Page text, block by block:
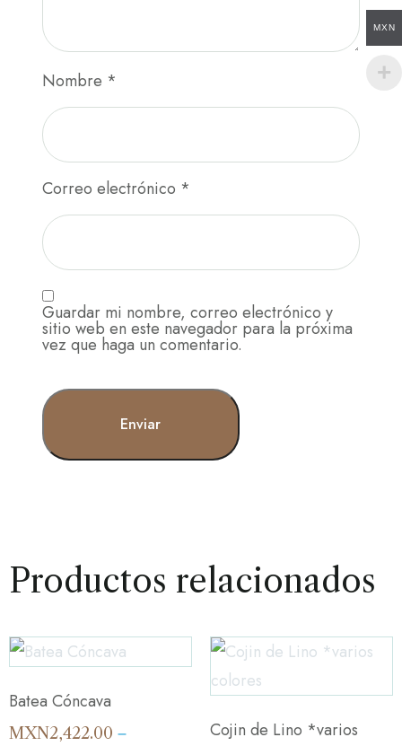
Nombre *
Correo electrónico *
Guardar mi nombre, correo electrónico y
sitio web en este navegador para la próxima
vez que haga un comentario.
Productos relacionados
Batea Cóncava
MXN2,422.00 –
Cojin de Lino *varios
MXN